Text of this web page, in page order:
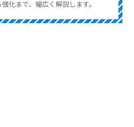
化まで、幅広く解説します。